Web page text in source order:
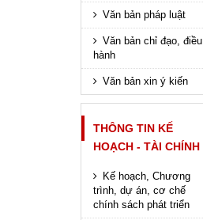
Văn bản pháp luật
Văn bản chỉ đạo, điều
hành
Văn bản xin ý kiến
THÔNG TIN KẾ
HOẠCH - TÀI CHÍNH
Kế hoạch, Chương
trình, dự án, cơ chế
chính sách phát triển